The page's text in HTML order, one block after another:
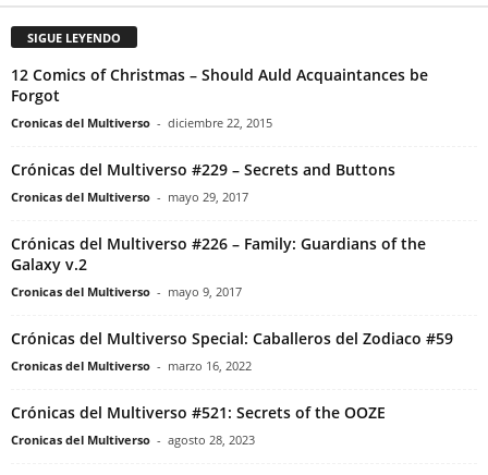
SIGUE LEYENDO
12 Comics of Christmas – Should Auld Acquaintances be
Forgot
Cronicas del Multiverso - diciembre 22, 2015
Crónicas del Multiverso #229 – Secrets and Buttons
Cronicas del Multiverso - mayo 29, 2017
Crónicas del Multiverso #226 – Family: Guardians of the
Galaxy v.2
Cronicas del Multiverso - mayo 9, 2017
Crónicas del Multiverso Special: Caballeros del Zodiaco #59
Cronicas del Multiverso - marzo 16, 2022
Crónicas del Multiverso #521: Secrets of the OOZE
Cronicas del Multiverso - agosto 28, 2023